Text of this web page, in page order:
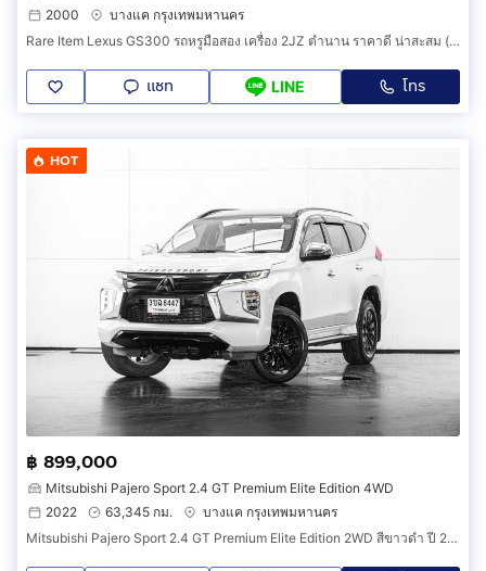
2000
บางแค กรุงเทพมหานคร
Rare Item Lexus GS300 รถหรูมือสอง เครื่อง 2JZ ตำนาน ราคาดี น่าสะสม (รหัส DF116)
แชท LINE โทร
HOT
฿ 899,000
Mitsubishi Pajero Sport 2.4 GT Premium Elite Edition 4WD
2022
63,345 กม.
บางแค กรุงเทพมหานคร
Mitsubishi Pajero Sport 2.4 GT Premium Elite Edition 2WD สีขาวดำ ปี 2022 (รหัส 114V15)